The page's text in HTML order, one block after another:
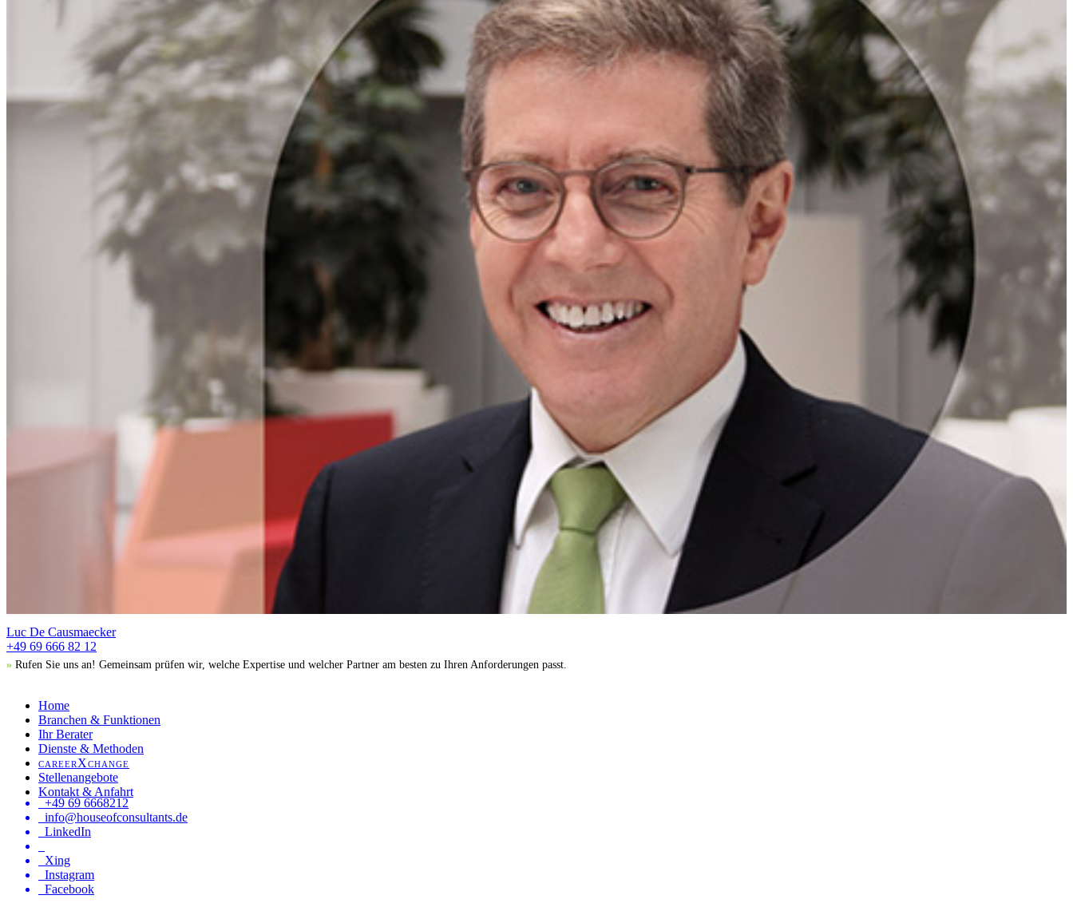
Luc De Causmaecker
+49 69 666 82 12
» Rufen Sie uns an! Gemeinsam prüfen wir, welche Expertise und welcher Partner am besten zu Ihren Anforderungen passt.
Home
Branchen & Funktionen
Ihr Berater
Dienste & Methoden
careerXchange
Stellenangebote
Kontakt & Anfahrt
+49 69 6668212
info@houseofconsultants.de
LinkedIn
Xing
Instagram
Facebook